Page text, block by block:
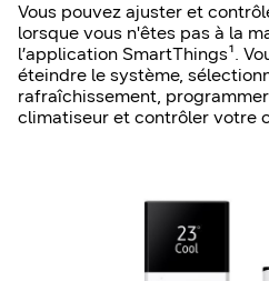
Vous pouvez ajuster et
lorsque vous n'êtes pas à la
l’application SmartThings¹.
éteindre le système,
rafraîchissement,
climatiseur et contrôler votre